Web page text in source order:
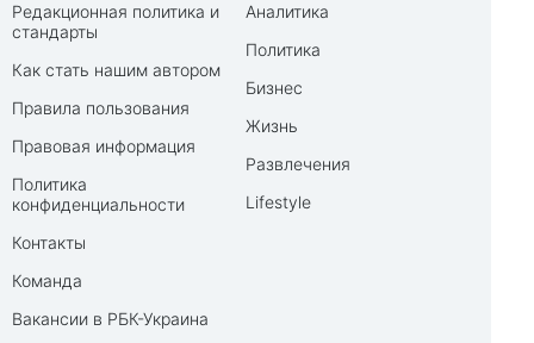
Редакционная политика и
стандарты
Как стать нашим автором
Правила пользования
Правовая информация
Политика
конфиденциальности
Контакты
Команда
Вакансии в РБК-Украина
Аналитика
Политика
Бизнес
Жизнь
Развлечения
Lifestyle